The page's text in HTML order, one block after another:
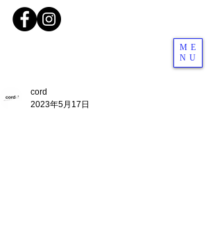
ME
NU
cord
2023年5月17日